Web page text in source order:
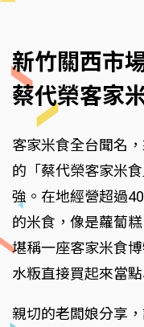
新竹關西市
蔡代榮客家
客家米食全台聞名
的「蔡代榮客家米
強。在地經營超過
的米食，像是蘿蔔
堪稱一座客家米食
水粄直接買起來當點
親切的老闆娘分享